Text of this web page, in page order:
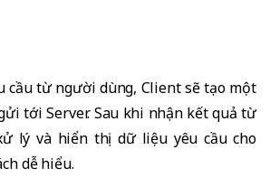
cầu từ người dùng, Client sẽ tạo một
tới Server. Sau khi nhận kết quả từ
lý và hiển thị dữ liệu yêu cầu cho
dễ hiểu.